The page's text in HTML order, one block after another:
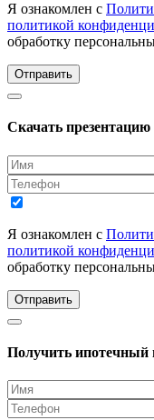
Я ознакомлен с
политикой
обработку
Отправить
Скачать презентацию
Я ознакомлен с
политикой
обработку
Отправить
Получить ипотечный